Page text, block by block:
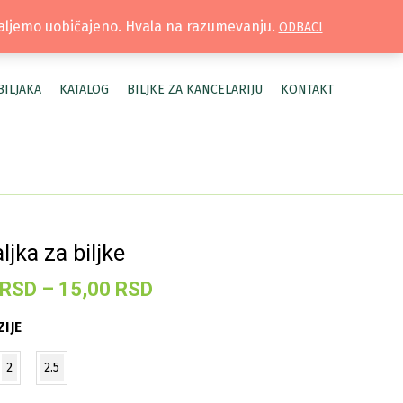
| MOJ NALOG
KATALOG BILJKE ZA KANCELARIJU KONTAKT
za biljke
RSD – 15,00 RSD
2 2.5
uobičajeno. Hvala na razumevanju. ODBACI